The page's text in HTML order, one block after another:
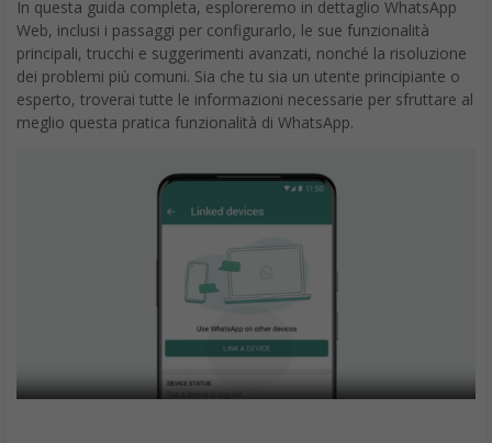
specifiche o durante determinati orari per evitare distrazioni.
Funzionalità Avanzate Whatsapp Web
Integrazioni ed Estensioni
WhatsApp Web offre diverse integrazioni ed estensioni che
esempio, è possibile integrare WhatsApp Web con strumenti di
produttività come Trello o Google Calendar per ricevere
notifiche e gestire le attività direttamente dall’app. Inoltre, sono
disponibili numerose estensioni di browser che aggiungono
funzionalità come l’invio programmato di messaggi, la possibilità
di silenziare le notifiche e altro ancora.
Utilizzo di Più Account
Una delle funzionalità più apprezzate di WhatsApp Web è la
possibilità di utilizzare più account contemporaneamente.